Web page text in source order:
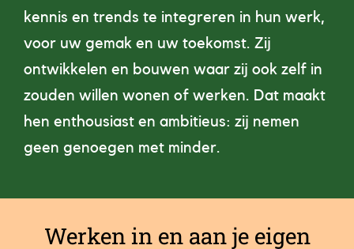
kennis en trends te integreren in hun werk,
voor uw gemak en uw toekomst. Zij
ontwikkelen en bouwen waar zij ook zelf in
zouden willen wonen of werken. Dat maakt
hen enthousiast en ambitieus: zij nemen
geen genoegen met minder.
Werken in en aan je eigen